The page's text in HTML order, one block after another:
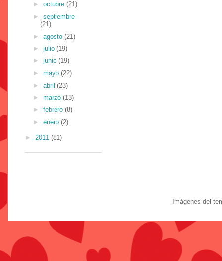
► octubre (21)
► septiembre
(21)
► agosto (21)
► julio (19)
► junio (19)
► mayo (22)
► abril (23)
► marzo (13)
► febrero (8)
► enero (2)
► 2011 (81)
Imágenes del